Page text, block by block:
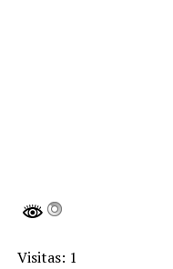
Visitas: 1